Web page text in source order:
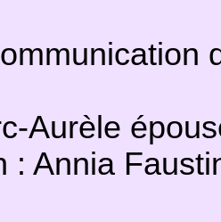
Aurèle
: Annia